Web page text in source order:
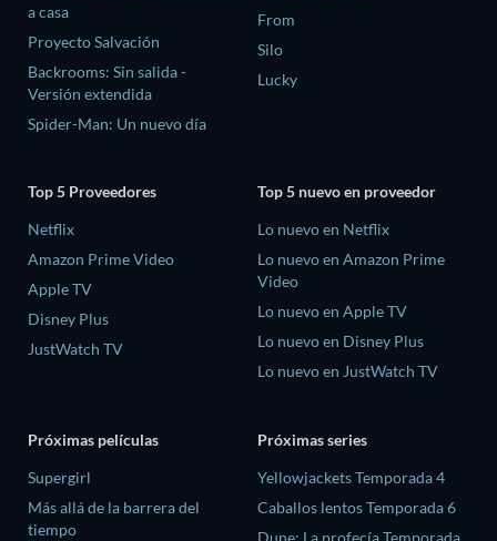
a casa
Proyecto Salvación
Backrooms: Sin salida -
Versión extendida
Spider-Man: Un nuevo día
From
Silo
Lucky
Top 5 Proveedores
Netflix
Amazon Prime Video
Apple TV
Disney Plus
JustWatch TV
Top 5 nuevo en proveedor
Lo nuevo en Netflix
Lo nuevo en Amazon Prime
Video
Lo nuevo en Apple TV
Lo nuevo en Disney Plus
Lo nuevo en JustWatch TV
Próximas películas
Supergirl
Más allá de la barrera del
tiempo
Próximas series
Yellowjackets Temporada 4
Caballos lentos Temporada 6
Dune: La profecía Temporada